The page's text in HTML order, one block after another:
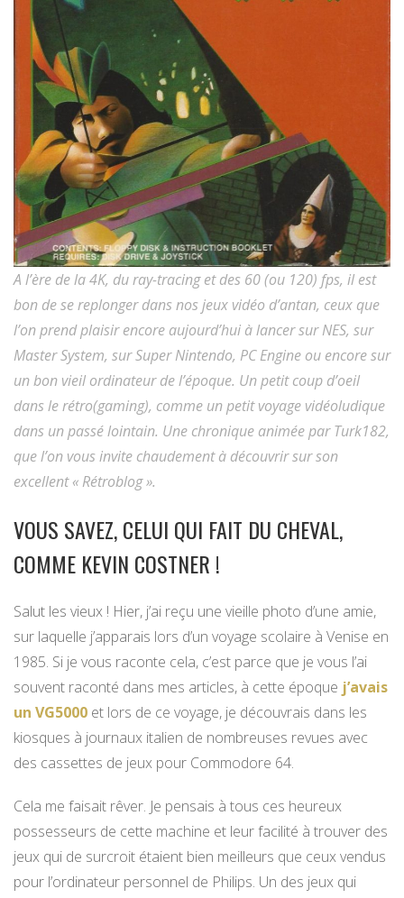
A l’ère de la 4K, du ray-tracing et des 60 (ou 120) fps, il est
bon de se replonger dans nos jeux vidéo d’antan, ceux que
l’on prend plaisir encore aujourd’hui à lancer sur NES, sur
Master System, sur Super Nintendo, PC Engine ou encore sur
un bon vieil ordinateur de l’époque. Un petit coup d’oeil
dans le rétro(gaming), comme un petit voyage vidéoludique
dans un passé lointain. Une chronique animée par Turk182,
que l’on vous invite chaudement à découvrir sur son
excellent « Rétroblog ».
VOUS SAVEZ, CELUI QUI FAIT DU CHEVAL,
COMME KEVIN COSTNER !
Salut les vieux ! Hier, j’ai reçu une vieille photo d’une amie,
sur laquelle j’apparais lors d’un voyage scolaire à Venise en
1985. Si je vous raconte cela, c’est parce que je vous l’ai
souvent raconté dans mes articles, à cette époque j’avais
un VG5000 et lors de ce voyage, je découvrais dans les
kiosques à journaux italien de nombreuses revues avec
des cassettes de jeux pour Commodore 64.
Cela me faisait rêver. Je pensais à tous ces heureux
possesseurs de cette machine et leur facilité à trouver des
jeux qui de surcroit étaient bien meilleurs que ceux vendus
pour l’ordinateur personnel de Philips. Un des jeux qui